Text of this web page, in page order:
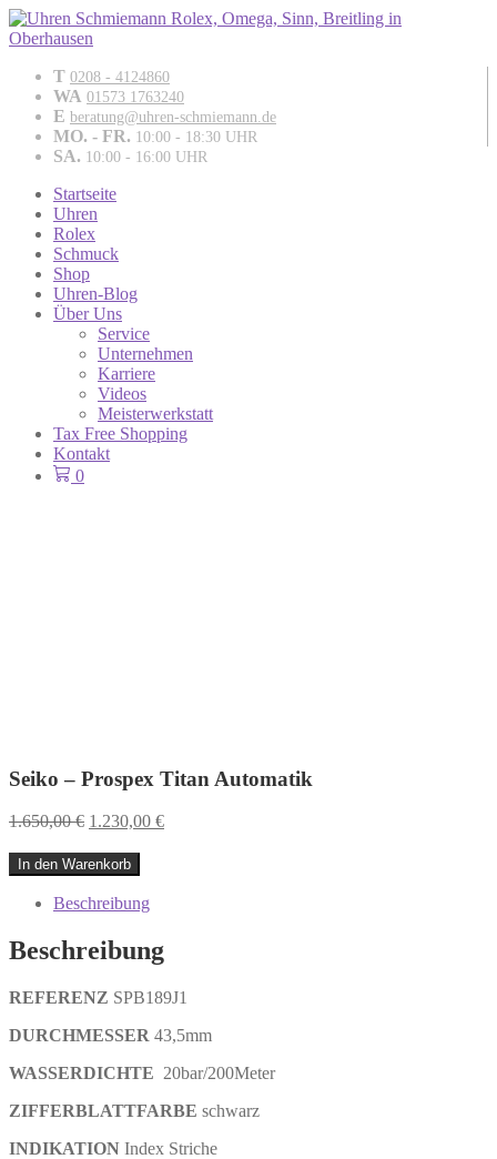
T 0208 - 4124860
WA 01573 1763240
E beratung@uhren-schmiemann.de
MO. - FR. 10:00 - 18:30 UHR
SA. 10:00 - 16:00 UHR
Startseite
Uhren
Rolex
Schmuck
Shop
Uhren-Blog
Über Uns
Service
Unternehmen
Karriere
Videos
Meisterwerkstatt
Tax Free Shopping
Kontakt
0
Seiko – Prospex Titan Automatik
1.650,00€ Ursprünglicher
war:
1.650,00 €
1.230,00 €Aktueller
Seiko
-
Prospex
Automatik
Menge
In den Warenkorb
Beschreibung
Beschreibung
REFERENZ SPB189J1
DURCHMESSER 43,5mm
WASSERDICHTE 20bar/200Meter
ZIFFERBLATTFARBE schwarz
INDIKATION Index Striche